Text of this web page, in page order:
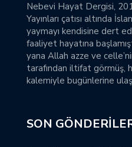
Nebevi Hayat Dergisi,
Yayınları çatısı altında
yaymayı kendisine dert
faaliyet hayatına
yana Allah azze ve
tarafından iltifat görmüş,
kalemiyle bugünlerine
SON